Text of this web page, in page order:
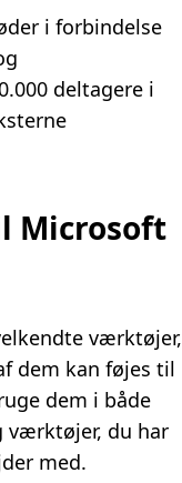
i forbindelse
deltagere i
Microsoft
værktøjer,
dem kan føjes til
dem i både
værktøjer, du har
med.